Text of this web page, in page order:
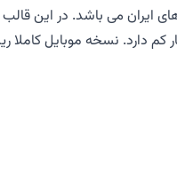
نسخه موبایل کاملا